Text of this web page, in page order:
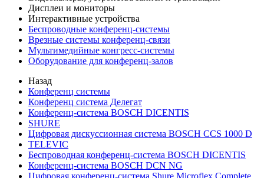
Дисплеи и мониторы
Интерактивные устройства
Беспроводные конференц-системы
Врезные системы конференц-связи
Мультимедийные конгресс-системы
Оборудование для конференц-залов
Назад
Конференц системы
Конференц система Делегат
Конференц-система BOSCH DICENTIS
SHURE
Цифровая дискуссионная система BOSCH CCS 1000 D
TELEVIC
Беспроводная конференц-система BOSCH DICENTIS
Конференц-система BOSCH DCN NG
Цифровая конференц-система Shure Microflex Complete